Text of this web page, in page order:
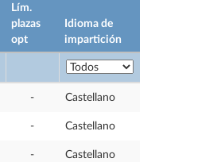
Lím.
plazas
opt
Idioma de
impartición
- Castellano
- Castellano
- Castellano